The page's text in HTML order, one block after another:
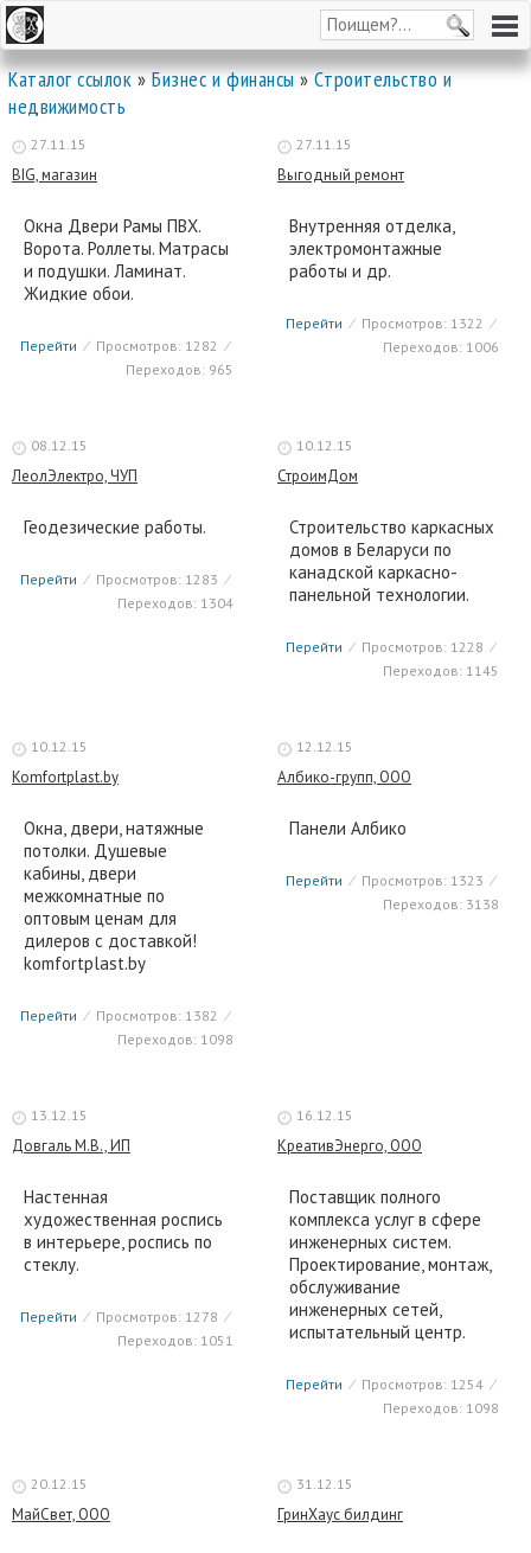
Каталог ссылок»Бизнес и финансы»Строительство и
недвижимость
27.11.15
BIG, магазин
Окна Двери Рамы ПВХ.
Ворота. Роллеты. Матрасы
и подушки. Ламинат.
Жидкие обои.
Перейти ⁄ Просмотров: 1282 ⁄
Переходов: 965
27.11.15
Выгодный ремонт
Внутренняя отделка,
электромонтажные
работы и др.
Перейти ⁄ Просмотров: 1322 ⁄
Переходов: 1006
08.12.15
ЛеолЭлектро, ЧУП
Геодезические работы.
Перейти ⁄ Просмотров: 1283 ⁄
Переходов: 1304
10.12.15
СтроимДом
Строительство каркасных
домов в Беларуси по
канадской каркасно-
панельной технологии.
Перейти ⁄ Просмотров: 1228 ⁄
Переходов: 1145
10.12.15
Komfortplast.by
Окна, двери, натяжные
потолки. Душевые
кабины, двери
межкомнатные по
оптовым ценам для
дилеров с доставкой!
komfortplast.by
Перейти ⁄ Просмотров: 1382 ⁄
Переходов: 1098
12.12.15
Албико-групп, ООО
Панели Албико
Перейти ⁄ Просмотров: 1323 ⁄
Переходов: 3138
13.12.15
Довгаль М.В., ИП
Настенная
художественная роспись
в интерьере, роспись по
стеклу.
Перейти ⁄ Просмотров: 1278 ⁄
Переходов: 1051
16.12.15
КреативЭнерго, ООО
Поставщик полного
комплекса услуг в сфере
инженерных систем.
Проектирование, монтаж,
обслуживание
инженерных сетей,
испытательный центр.
Перейти ⁄ Просмотров: 1254 ⁄
Переходов: 1098
20.12.15
МайСвет, ООО
31.12.15
ГринХаус билдинг